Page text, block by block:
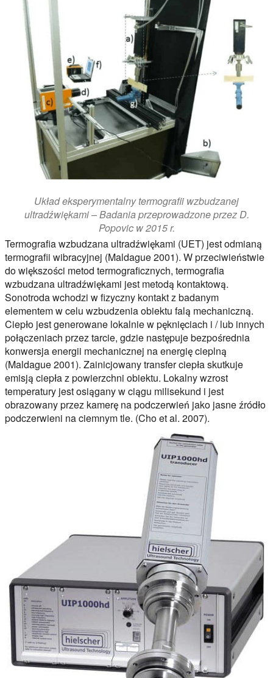
Układ eksperymentalny termografii wzbudzanej
ultradźwiękami – Badania przeprowadzone przez D.
Popovic w 2015 r.
Termografia wzbudzana ultradźwiękami (UET) jest odmianą
termografii wibracyjnej (Maldague 2001). W przeciwieństwie
do większości metod termograficznych, termografia
wzbudzana ultradźwiękami jest metodą kontaktową.
Sonotroda wchodzi w fizyczny kontakt z badanym
elementem w celu wzbudzenia obiektu falą mechaniczną.
Ciepło jest generowane lokalnie w pęknięciach i / lub innych
połączeniach przez tarcie, gdzie następuje bezpośrednia
konwersja energii mechanicznej na energię cieplną
(Maldague 2001). Zainicjowany transfer ciepła skutkuje
emisją ciepła z powierzchni obiektu. Lokalny wzrost
temperatury jest osiągany w ciągu milisekund i jest
obrazowany przez kamerę na podczerwień jako jasne źródło
podczerwieni na ciemnym tle. (Cho et al. 2007).